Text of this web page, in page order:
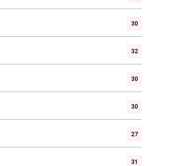
30
32
30
30
27
31